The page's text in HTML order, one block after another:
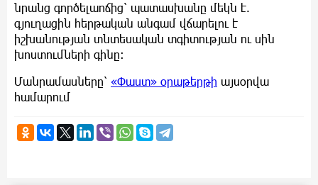
նրանց գործելաոճից՝ պատասխանը մեկն է.
գյուղացին հերթական անգամ վճարելու է
իշխանության տնտեսական տգիտության ու սին
խոստումների գինը։
Մանրամասները՝ «Փաստ» օրաթերթի այսօրվա
համարում